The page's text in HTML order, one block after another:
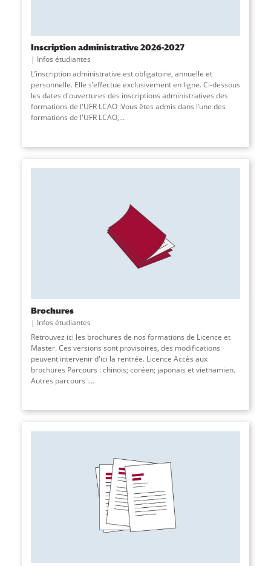
Inscription administrative 2026-2027
Infos étudiantes
L’inscription administrative est obligatoire, annuelle et
personnelle. Elle s’effectue exclusivement en ligne. Ci-dessous
les dates d'ouvertures des inscriptions administratives des
formations de l'UFR LCAO :Vous êtes admis dans l’une des
formations de l'UFR LCAO,...
Brochures
Infos étudiantes
Retrouvez ici les brochures de nos formations de Licence et
Master. Ces versions sont provisoires, des modifications
peuvent intervenir d'ici la rentrée. Licence Accès aux
brochures Parcours : chinois; coréen; japonais et vietnamien.
Autres parcours :...